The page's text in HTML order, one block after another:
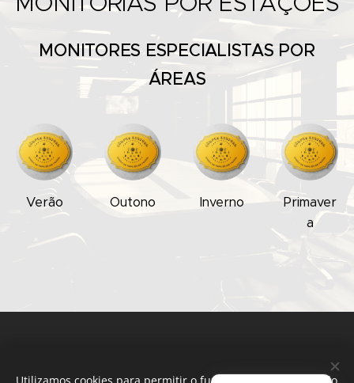
MONITORES ESPECIALISTAS POR
ÁREAS
Verão Outono Inverno
Primaver
a